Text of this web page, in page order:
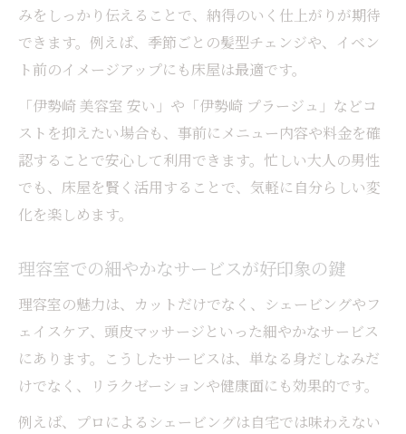
みをしっかり伝えることで、納得のいく仕上がりが期待
できます。例えば、季節ごとの髪型チェンジや、イベン
ト前のイメージアップにも床屋は最適です。
「伊勢崎 美容室 安い」や「伊勢崎 プラージュ」などコ
ストを抑えたい場合も、事前にメニュー内容や料金を確
認することで安心して利用できます。忙しい大人の男性
でも、床屋を賢く活用することで、気軽に自分らしい変
化を楽しめます。
理容室での細やかなサービスが好印象の鍵
理容室の魅力は、カットだけでなく、シェービングやフ
ェイスケア、頭皮マッサージといった細やかなサービス
にあります。こうしたサービスは、単なる身だしなみだ
けでなく、リラクゼーションや健康面にも効果的です。
例えば、プロによるシェービングは自宅では味わえない